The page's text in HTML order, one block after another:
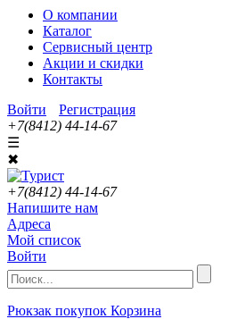
О компании
Каталог
Сервисный центр
Акции и скидки
Контакты
Войти
Регистрация
+7(8412) 44-14-67
☰
✖
+7(8412) 44-14-67
Напишите нам
Адреса
Мой список
Войти
Рюкзак покупок Корзина